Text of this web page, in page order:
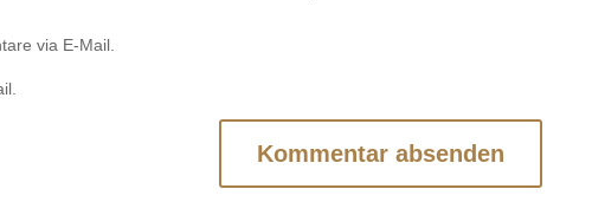
via E-Mail.